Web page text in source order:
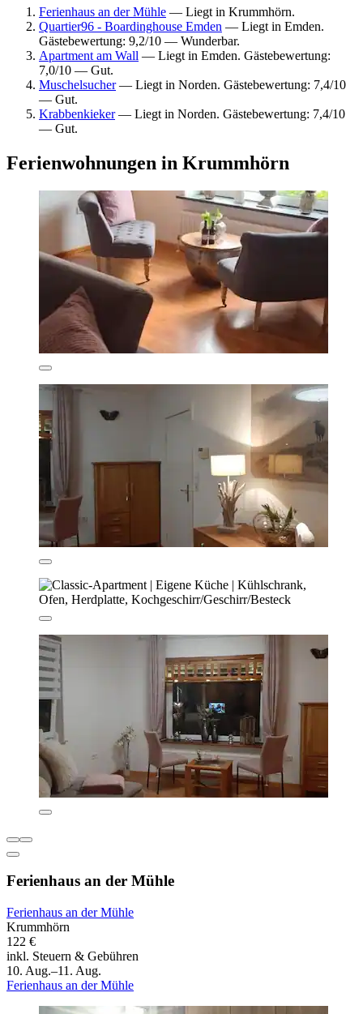
Ferienhaus an der Mühle — Liegt in Krummhörn.
Quartier96 - Boardinghouse Emden — Liegt in Emden.
Gästebewertung: 9,2/10 — Wunderbar.
Apartment am Wall — Liegt in Emden. Gästebewertung:
7,0/10 — Gut.
Muschelsucher— Liegt in Norden. Gästebewertung: 7,4/10
— Gut.
Krabbenkieker— Liegt in Norden. Gästebewertung: 7,4/10
— Gut.
Ferienwohnungen in Krummhörn
Ferienhaus an der Mühle
Ferienhaus an der Mühle
Krummhörn
122 €
inkl. Steuern & Gebühren
10. Aug.–11. Aug.
Ferienhaus an der Mühle